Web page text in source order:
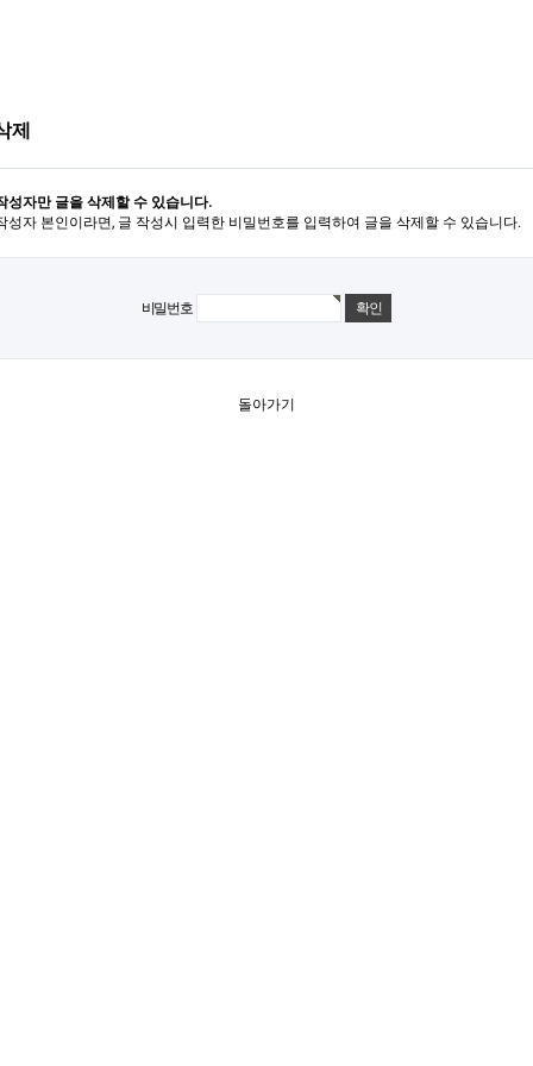
제
성자만 글을 삭제할 수 있습니다.
성자 본인이라면, 글 작성시 입력한 비밀번호를 입력하여 글을 삭제할 수 있습니다.
비밀번호
돌아가기